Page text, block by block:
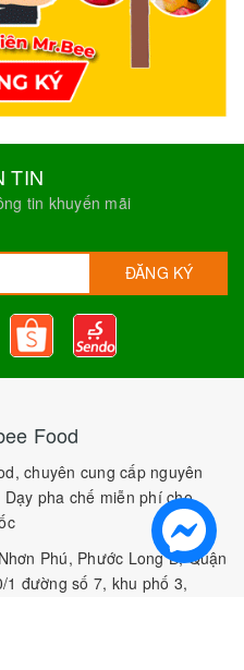
TIN
tin khuyến mãi
ĐĂNG KÝ
Food
chuyên cung cấp nguyên
pha chế miễn phí cho
Phú, Phước Long B, Quận
đường số 7, khu phố 3,